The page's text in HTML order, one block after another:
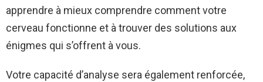
apprendre à mieux comprendre comment votre
cerveau fonctionne et à trouver des solutions aux
énigmes qui s’offrent à vous.
Votre capacité d’analyse sera également renforcée,